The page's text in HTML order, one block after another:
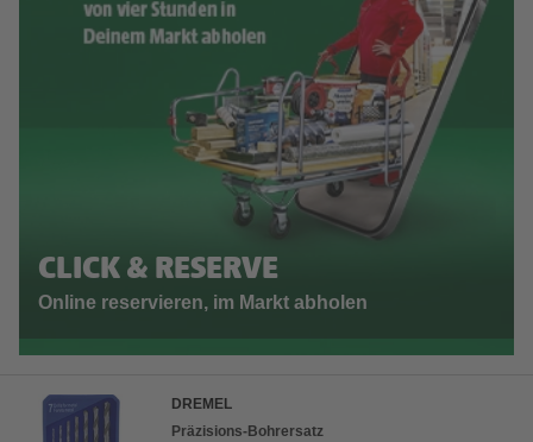
CLICK & RESERVE
Online reservieren, im Markt abholen
DREMEL
Präzisions-Bohrersatz